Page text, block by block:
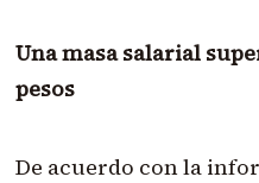
Una masa salarial
pesos
De acuerdo con la